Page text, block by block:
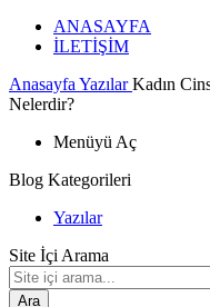
ANASAYFA
İLETİŞİM
Anasayfa YazılarKadın
Nelerdir?
Menüyü Aç
Blog Kategorileri
Yazılar
Site İçi Arama
Ara